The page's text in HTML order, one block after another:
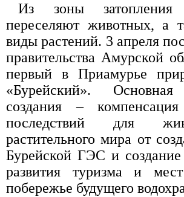
Из зоны затопления
переселяют животных, а
виды растений. 3 апреля
правительства Амурской
первый в Приамурье
«Бурейский».
создания – компенсация
последствий для
растительного мира от
Бурейской ГЭС и
развития туризма и
побережье будущего